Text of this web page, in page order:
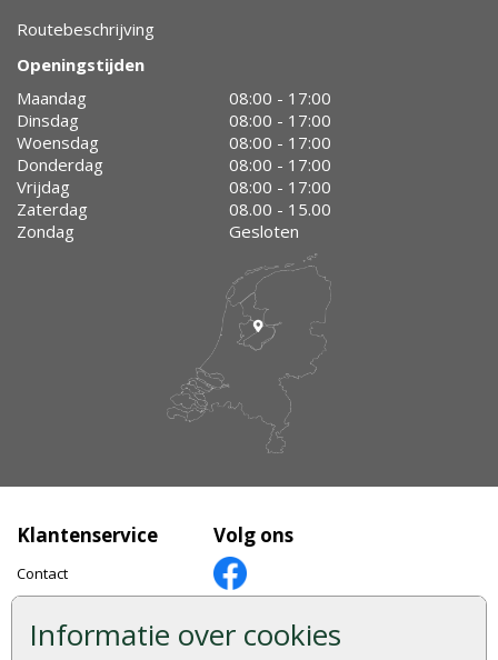
Informatie over cookies
Routebeschrijving
Openingstijden
Maandag
08:00 - 17:00
Dinsdag
08:00 - 17:00
Woensdag
08:00 - 17:00
Donderdag
08:00 - 17:00
Vrijdag
08:00 - 17:00
Zaterdag
08.00 - 15.00
Zondag
Gesloten
Klantenservice
Contact
Showtuin en opslag
Volg ons
Betaalmethoden